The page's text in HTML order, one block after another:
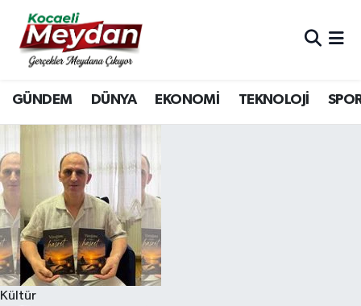
GÜNDEM DÜNYA EKONOMİ TEKNOLOJİ
Kültür
Nöbetçi Eczaneler
Hava Durumu
Süper Lig Puan Durumu ve Fikstür
Tüm Manşetler
Son Dakika Haberleri